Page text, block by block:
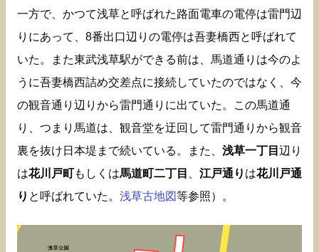
一方で、かつて浅草と呼ばれた路面電車の電停は雷門辺
りにあって、8番出口辺りの電停は吾妻橋西と呼ばれて
いた。また東武浅草駅ができる前は、馬道通りは今のよ
うに吾妻橋西詰め交差点に接続していたのではなく、今
の観音通り辺りから雷門通りに出ていた。この馬道通
り、つまり馬道は、観音堂を迂回して雷門通りから観音
裏を抜け日本堤まで続いている。また、 浅草一丁目 辺り
は花川戸町もしくは馬道町二丁目 江戸通り は花川戸通
り と呼ばれていた。 浅草古地図等参照）。